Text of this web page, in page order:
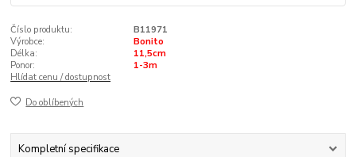
Číslo produktu:
B11971
Výrobce:
Bonito
Délka:
11,5cm
Ponor:
1-3m
Hlídat cenu / dostupnost
Do oblíbených
Kompletní specifikace